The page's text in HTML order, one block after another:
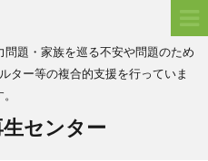
題・家族を巡る不安や問題のため
ター等の複合的支援を行っていま
生センター